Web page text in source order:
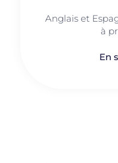
Anglais et
à
En